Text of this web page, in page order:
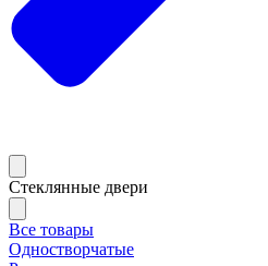
Стеклянные двери
Все товары
Одностворчатые